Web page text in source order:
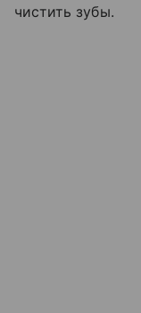
чистить зубы.